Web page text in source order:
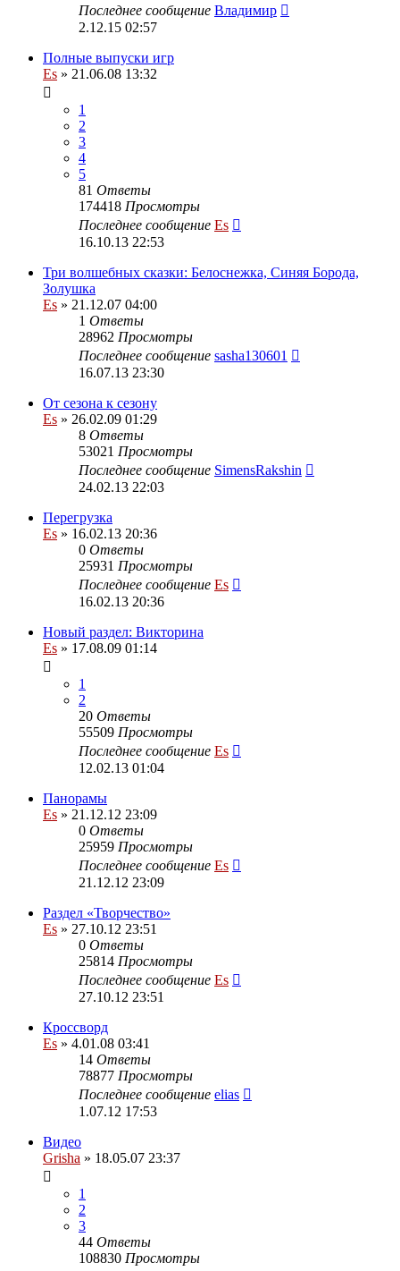
Последнее сообщение Владимир
2.12.15 02:57
Полные выпуски игр
Es » 21.06.08 13:32
1
2
3
4
5
81 Ответы
174418 Просмотры
Последнее сообщение Es
16.10.13 22:53
Три волшебных сказки: Белоснежка, Синяя Борода,
Золушка
Es » 21.12.07 04:00
1 Ответы
28962 Просмотры
Последнее сообщение sasha130601
16.07.13 23:30
От сезона к сезону
Es » 26.02.09 01:29
8 Ответы
53021 Просмотры
Последнее сообщение SimensRakshin
24.02.13 22:03
Перегрузка
Es » 16.02.13 20:36
0 Ответы
25931 Просмотры
Последнее сообщение Es
16.02.13 20:36
Новый раздел: Викторина
Es » 17.08.09 01:14
1
2
20 Ответы
55509 Просмотры
Последнее сообщение Es
12.02.13 01:04
Панорамы
Es » 21.12.12 23:09
0 Ответы
25959 Просмотры
Последнее сообщение Es
21.12.12 23:09
Раздел «Творчество»
Es » 27.10.12 23:51
0 Ответы
25814 Просмотры
Последнее сообщение Es
27.10.12 23:51
Кроссворд
Es » 4.01.08 03:41
14 Ответы
78877 Просмотры
Последнее сообщение elias
1.07.12 17:53
Видео
Grisha » 18.05.07 23:37
1
2
3
44 Ответы
108830 Просмотры